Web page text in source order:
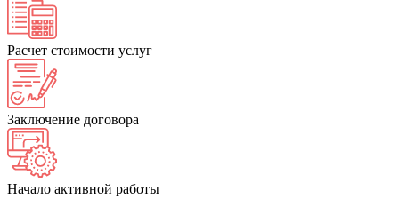
Расчет стоимости услуг
Заключение договора
Начало активной работы